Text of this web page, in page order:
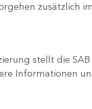
zusätzlich im
stellt die
Informationen